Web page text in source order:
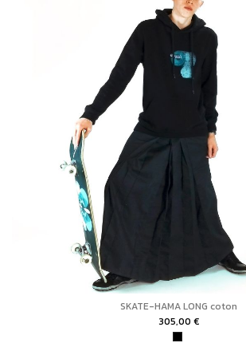
SKATE-HAMA LONG coton
305,00 €